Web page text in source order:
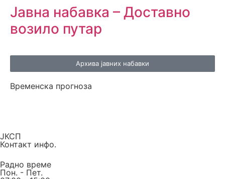
Јавна набавка – Доставно
возило путар
Архива јавних набавки
Временска прогноза
ЈКСП
Контакт инфо.
Радно време
Пон. - Пет.